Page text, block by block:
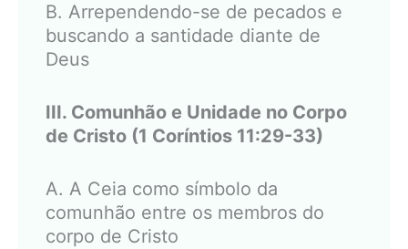
B. Arrependendo-se de pecados e
buscando a santidade diante de
Deus
III. Comunhão e Unidade no Corpo
de Cristo (1 Coríntios 11:29-33)
A. A Ceia como símbolo da
comunhão entre os membros do
corpo de Cristo